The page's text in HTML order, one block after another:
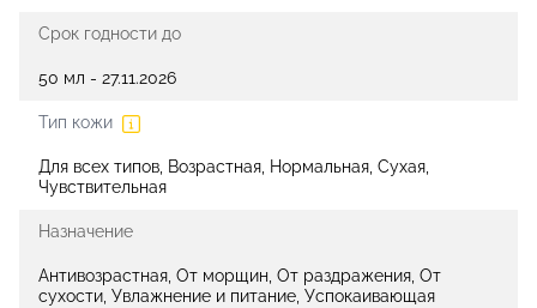
Срок годности до
50 мл - 27.11.2026
Тип кожи
Для всех типов, Возрастная, Нормальная, Сухая,
Чувствительная
Назначение
Антивозрастная, От морщин, От раздражения, От
сухости, Увлажнение и питание, Успокаивающая